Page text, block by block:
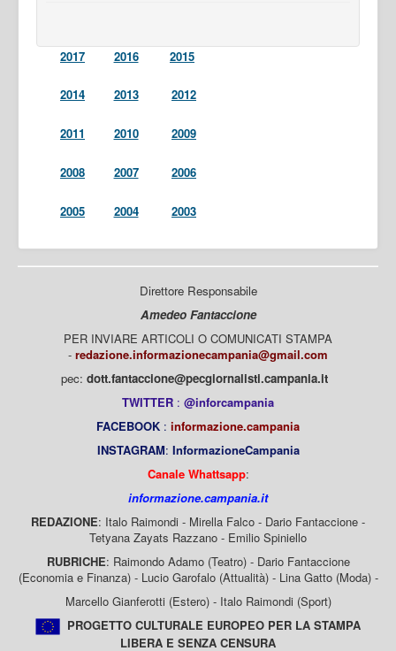
2017 2016 2015
2014 2013 2012
2011 2010 2009
2008 2007 2006
2005 2004 2003
Direttore Responsabile
Amedeo Fantaccione
PER INVIARE ARTICOLI O COMUNICATI STAMPA
- redazione.informazionecampania@gmail.com
pec: dott.fantaccione@pecgiornalisti.campania.it
TWITTER : @inforcampania
FACEBOOK : informazione.campania
INSTAGRAM: InformazioneCampania
Canale Whattsapp:
informazione.campania.it
REDAZIONE: Italo Raimondi - Mirella Falco - Dario Fantaccione -
Tetyana Zayats Razzano - Emilio Spiniello
RUBRICHE: Raimondo Adamo (Teatro) - Dario Fantaccione
(Economia e Finanza) - Lucio Garofalo (Attualità) - Lina Gatto (Moda) -
Marcello Gianferotti (Estero) - Italo Raimondi (Sport)
PROGETTO CULTURALE EUROPEO PER LA STAMPA
LIBERA E SENZA CENSURA